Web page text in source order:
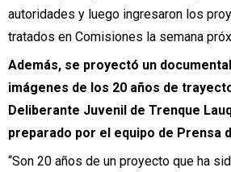
autoridades y luego ingresaron los
tratados en Comisiones la semana
Además, se proyectó un
imágenes de los 20 años de
Deliberante Juvenil de Trenque
preparado por el equipo de Prensa
“Son 20 años de un proyecto que ha